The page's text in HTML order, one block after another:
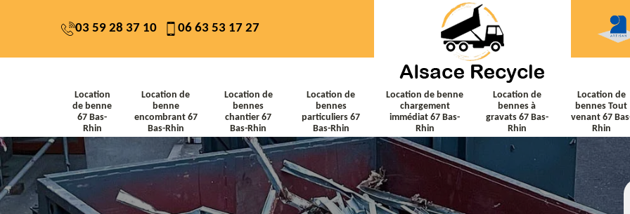
03 59 28 37 10 06 63 53 17 27
Location
de benne
67 Bas-
Rhin
Location de
benne
encombrant 67
Bas-Rhin
Location de
bennes
chantier 67
Bas-Rhin
Location de
bennes
particuliers 67
Bas-Rhin
Location de benne
chargement
immédiat 67 Bas-
Rhin
Location de
bennes à
gravats 67 Bas-
Rhin
Location de
bennes Tout
venant 67
Rhin